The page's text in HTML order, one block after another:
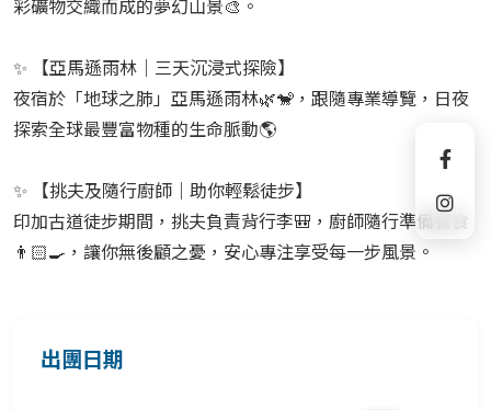
彩礦物交織而成的夢幻山景🎨。
✨ 【亞馬遜雨林｜三天沉浸式探險】
夜宿於「地球之肺」亞馬遜雨林🌿🐒，跟隨專業導覽，日夜
探索全球最豐富物種的生命脈動🌎
✨ 【挑夫及隨行廚師｜助你輕鬆徒步】
印加古道徒步期間，挑夫負責背行李🎒，廚師隨行準備餐食
👨🏻‍🍳，讓你無後顧之憂，安心專注享受每一步風景。
出團日期